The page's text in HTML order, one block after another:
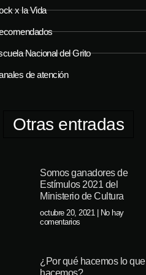
x la Vida
Nacional del Grito
de atención
Otras entradas
Somos ganadores de
Estímulos 2021 del
Ministerio de Cultura
octubre 20, 2021 No hay
comentarios
¿Por qué hacemos lo que
hacemos?